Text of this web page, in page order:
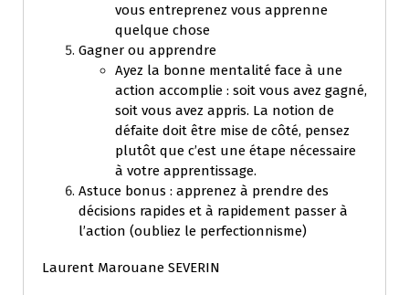
vous entreprenez vous apprenne
quelque chose
Gagner ou apprendre
Ayez la bonne mentalité face à une
action accomplie : soit vous avez gagné,
soit vous avez appris. La notion de
défaite doit être mise de côté, pensez
plutôt que c’est une étape nécessaire
à votre apprentissage.
Astuce bonus : apprenez à prendre des
décisions rapides et à rapidement passer à
l’action (oubliez le perfectionnisme)
Laurent Marouane SEVERIN